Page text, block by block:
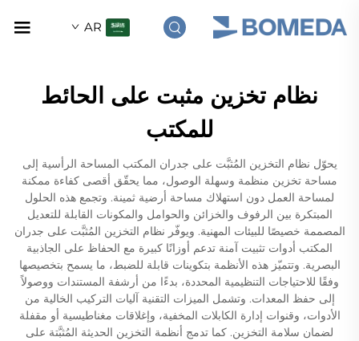
AR
نظام تخزين مثبت على الحائط
للمكتب
يحوّل نظام التخزين المُثبَّت على جدران المكتب المساحة الرأسية إلى
مساحة تخزين منظمة وسهلة الوصول، مما يحقّق أقصى كفاءة ممكنة
لمساحة العمل دون استهلاك مساحة أرضية ثمينة. وتجمع هذه الحلول
المبتكرة بين الرفوف والخزائن والحوامل والمكونات القابلة للتعديل
المصممة خصيصًا للبيئات المهنية. ويوفّر نظام التخزين المُثبَّت على جدران
المكتب أدوات تثبيت آمنة تدعم أوزانًا كبيرة مع الحفاظ على الجاذبية
البصرية. وتتميّز هذه الأنظمة بتكوينات قابلة للضبط، ما يسمح بتخصيصها
وفقًا للاحتياجات التنظيمية المحددة، بدءًا من أرشفة المستندات ووصولاً
إلى حفظ المعدات. وتشمل الميزات التقنية آليات التركيب الخالية من
الأدوات، وقنوات إدارة الكابلات المخفية، وإغلاقات مغناطيسية أو مقفلة
لضمان سلامة التخزين. كما تدمج أنظمة التخزين الحديثة المُثبَّتة على